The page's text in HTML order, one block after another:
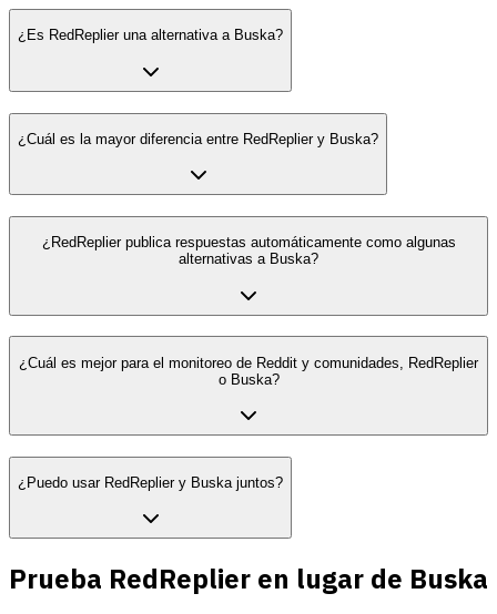
¿Es RedReplier una alternativa a Buska?
¿Cuál es la mayor diferencia entre RedReplier y Buska?
¿RedReplier publica respuestas automáticamente como algunas
alternativas a Buska?
¿Cuál es mejor para el monitoreo de Reddit y comunidades, RedReplier
o Buska?
¿Puedo usar RedReplier y Buska juntos?
Prueba RedReplier en lugar de Buska